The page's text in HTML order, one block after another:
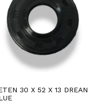
30 X 52 X 13 DREAN